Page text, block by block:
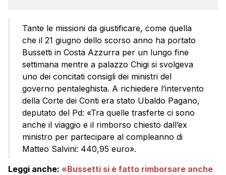
Tante le missioni da giustificare, come quella
che il 21 giugno dello scorso anno ha portato
Bussetti in Costa Azzurra per un lungo fine
settimana mentre a palazzo Chigi si svolgeva
uno dei concitati consigli dei ministri del
governo pentaleghista. A richiedere l’intervento
della Corte dei Conti era stato Ubaldo Pagano,
deputato del Pd: «Tra quelle trasferte ci sono
anche il viaggio e il rimborso chiesto dall’ex
ministro per partecipare al compleanno di
Matteo Salvini: 440,95 euro».
Leggi anche: «Bussetti si è fatto rimborsare anche